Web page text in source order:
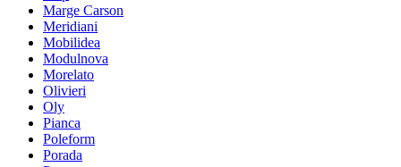
Marge Carson
Meridiani
Mobilidea
Modulnova
Morelato
Olivieri
Oly
Pianca
Poleform
Porada